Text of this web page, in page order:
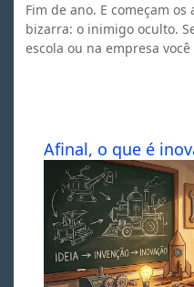
Fim de ano. E começam
bizarra: o inimigo oculto.
escola ou na empresa você
Afinal, o que é